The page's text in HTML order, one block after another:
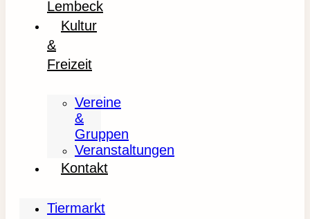
Lembeck
Kultur
&
Freizeit
Vereine
&
Gruppen
Veranstaltungen
Kontakt
Tiermarkt